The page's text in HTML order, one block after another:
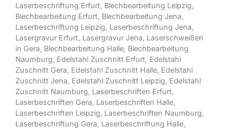
Laserbeschriftung Erfurt, Blechbearbeitung Leipzig,
Blechbearbeitung Erfurt, Blechbearbeitung Jena,
Laserbeschriftung Leipzig, Laserbeschriftung Jena,
Lasergravur Erfurt, Lasergravur Jena, Laserschweißen
in Gera, Blechbearbeitung Halle, Blechbearbeitung
Naumburg, Edelstahl Zuschnitt Erfurt, Edelstahl
Zuschnitt Gera, Edelstahl Zuschnitt Halle, Edelstahl
Zuschnitt Jena, Edelstahl Zuschnitt Leipzig, Edelstahl
Zuschnitt Naumburg, Laserbeschriften Erfurt,
Laserbeschriften Gera, Laserbeschriften Halle,
Laserbeschriften Leipzig, Laserbeschriften Naumburg,
Laserbeschriftung Gera, Laserbeschriftung Halle,